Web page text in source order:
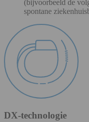
(bijvoorbeeld de
spontane
DX-technologie